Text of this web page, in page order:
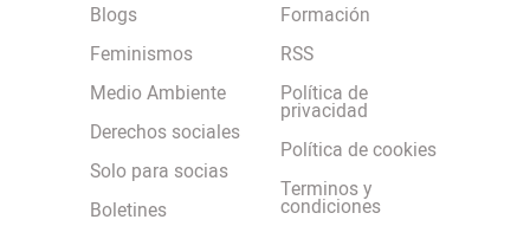
Blogs
Feminismos
Medio Ambiente
Derechos sociales
Solo para socias
Boletines
Formación
RSS
Política de
privacidad
Política de cookies
Terminos y
condiciones